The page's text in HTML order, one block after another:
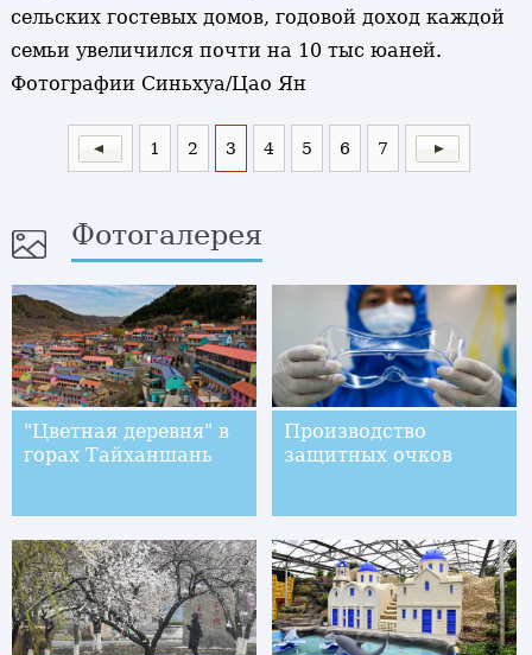
сельских гостевых домов, годовой доход каждой
семьи увеличился почти на 10 тыс юаней.
Фотографии Синьхуа/Цао Ян
1 2 3 4 5 6 7
Фотогалерея
"Цветная деревня" в
горах Тайханшань
Производство
защитных очков